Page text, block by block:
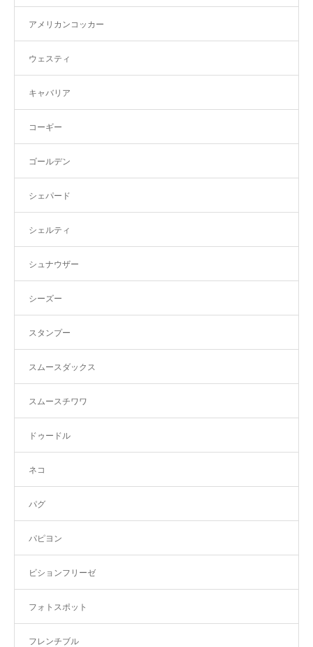
アメリカンコッカー
ウェスティ
キャバリア
コーギー
ゴールデン
シェパード
シェルティ
シュナウザー
シーズー
スタンプー
スムースダックス
スムースチワワ
ドゥードル
ネコ
パグ
パピヨン
ビションフリーゼ
フォトスポット
フレンチブル